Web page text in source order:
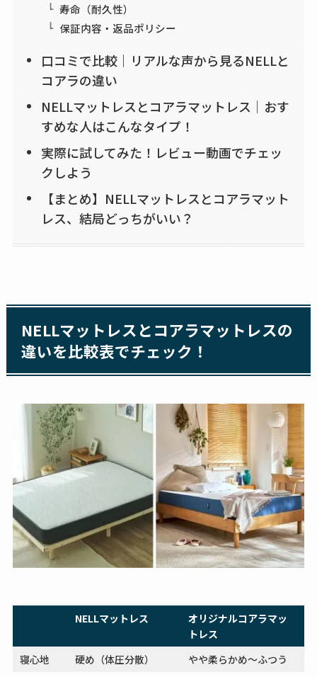
寿命（耐久性）
保証内容・返品ポリシー
口コミで比較｜リアルな声から見るNELLと
コアラの違い
NELLマットレスとコアラマットレス｜おす
すめな人はこんなタイプ！
実際に試してみた！レビュー動画でチェッ
クしよう
【まとめ】NELLマットレスとコアラマット
レス、結局どっちがいい？
NELLマットレスとコアラマットレスの
違いを比較表でチェック！
NELLマットレス
オリジナルコアラマッ
トレス
寝心地
硬め（体圧分散）
やや柔らかめ〜ふつう